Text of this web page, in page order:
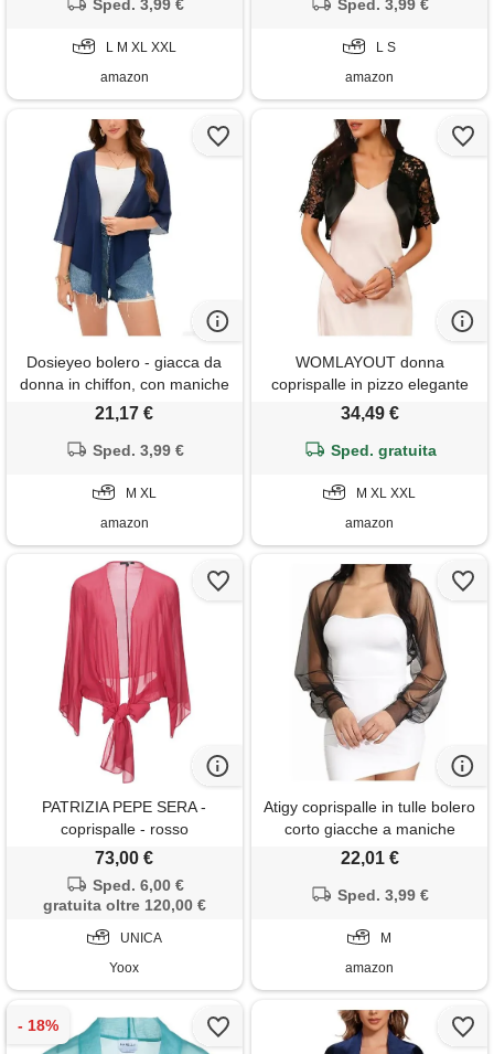
Sped. 3,99 €
L M XL XXL
amazon
giacca oro rosa s
Sped. 3,99 €
L S
amazon
Dosieyeo bolero - giacca da
donna in chiffon, con maniche
a 3/4, leggera, ariosa,
elegante, per abito, blu, xl
21,17 €
Sped. 3,99 €
M XL
amazon
WOMLAYOUT donna
coprispalle in pizzo elegante
bolero raso, a maniche corte,
elegante da cocktail cardigan
corto nero m
34,49 €
Sped. gratuita
M XL XXL
amazon
PATRIZIA PEPE SERA -
coprispalle - rosso
73,00 €
Sped. 6,00 €
gratuita oltre 120,00 €
UNICA
Yoox
Atigy coprispalle in tulle bolero
corto giacche a maniche
lunghe cardigan coprispalle
donna, nero , m
22,01 €
Sped. 3,99 €
M
amazon